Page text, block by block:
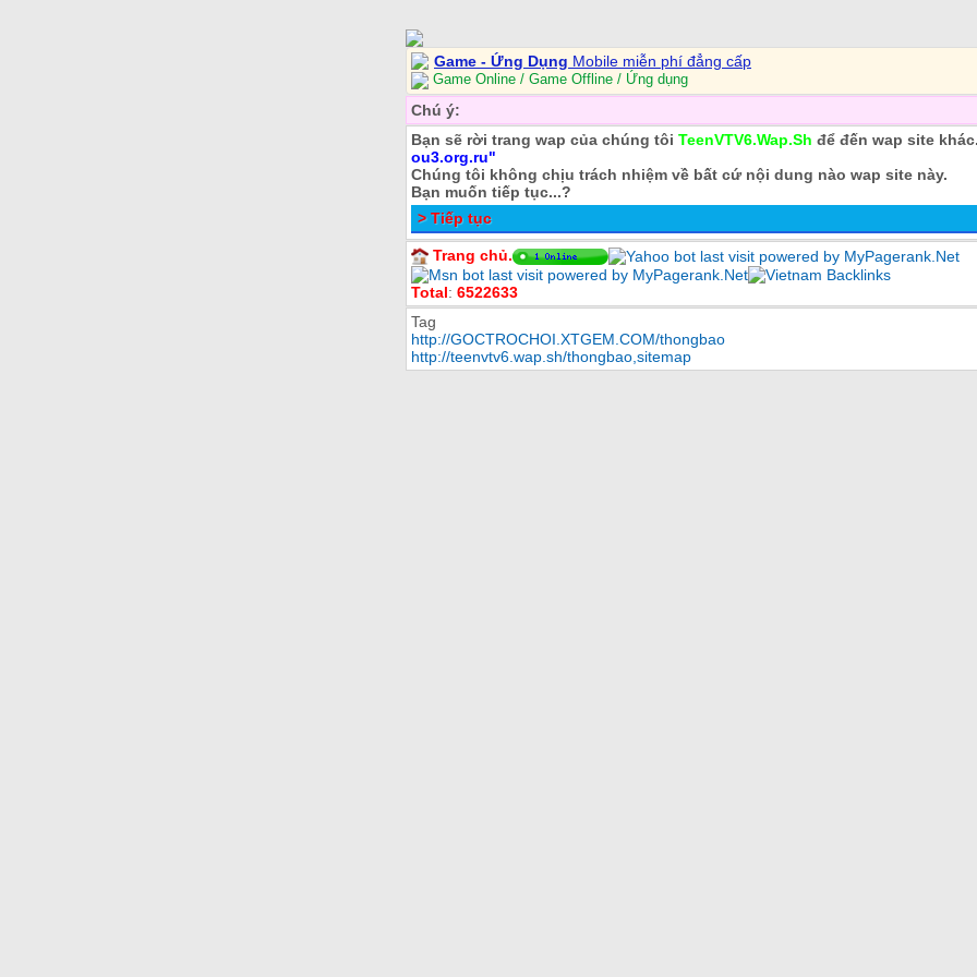
Game - Ứng Dụng Mobile miễn phí đẳng cấp
Game Online / Game Offline / Ứng dụng
Chú ý:
Bạn sẽ rời trang wap của chúng tôi TeenVTV6.Wap.Sh để đến wap site
ou3.org.ru"
Chúng tôi không chịu trách nhiệm về bất cứ nội dung nào wap site này.
Bạn muốn tiếp tục...?
> Tiếp tục
Trang chủ.
Total: 6522633
Tag
http://GOCTROCHOI.XTGEM.COM/thongbao
http://teenvtv6.wap.sh/thongbao,sitemap